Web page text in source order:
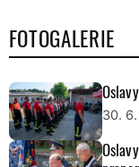
FOTOGALERIE
30.